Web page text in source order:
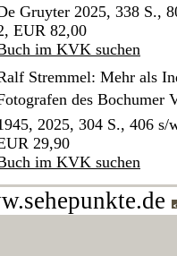
Gruyter 2025, 338 S.,
EUR 82,00
im KVK suchen
Stremmel: Mehr als
des Bochumer
2025, 304 S., 406
29,90
im KVK suchen